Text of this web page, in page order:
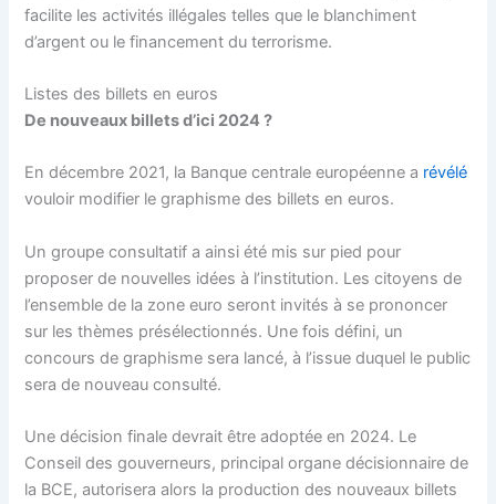
facilite les activités illégales telles que le blanchiment
d’argent ou le financement du terrorisme.
Listes des billets en euros
De nouveaux billets d’ici 2024 ?
En décembre 2021, la Banque centrale européenne a révélé
vouloir modifier le graphisme des billets en euros.
Un groupe consultatif a ainsi été mis sur pied pour
proposer de nouvelles idées à l’institution. Les citoyens de
l’ensemble de la zone euro seront invités à se prononcer
sur les thèmes présélectionnés. Une fois défini, un
concours de graphisme sera lancé, à l’issue duquel le public
sera de nouveau consulté.
Une décision finale devrait être adoptée en 2024. Le
Conseil des gouverneurs, principal organe décisionnaire de
la BCE, autorisera alors la production des nouveaux billets